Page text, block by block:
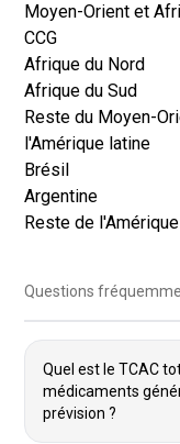
Moyen-Orient et
CCG
Afrique du Nord
Afrique du Sud
Reste du Moyen-
l'Amérique latine
Brésil
Argentine
Reste de
Questions
Quel est le TCAC
médicaments
prévision ?